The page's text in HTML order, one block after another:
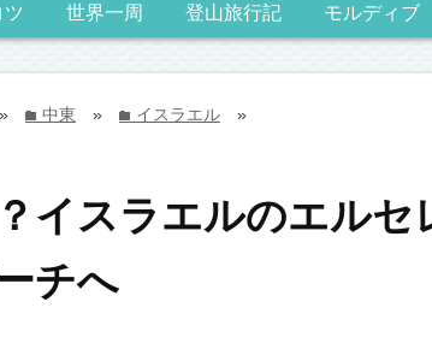
ツ 世界一周 登山旅行記 モルディブ
» folder 中東 » folder イスラエル »
イスラエルのエルセ
チへ